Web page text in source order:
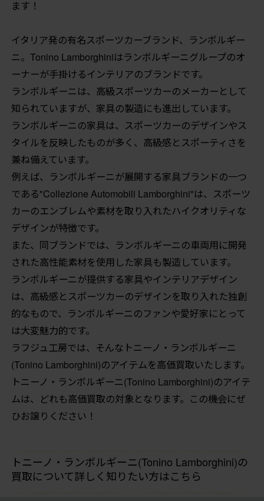
ます！
イタリア発の有名スポーツカーブランド、ランボルギー
ニ。Tonino Lamborghiniはランボルギーニグループのオ
ーナーが手掛けるインテリアのブランドです。
ランボルギーニは、高級スポーツカーのメーカーとして
知られていますが、家具の製造にも進出しています。
ランボルギーニの家具は、スポーツカーのデザインやス
タイルを反映したものが多く、高級感とスポーティさを
兼ね備えています。
例えば、ランボルギーニが展開する家具ブランドの一つ
である"Collezione Automobili Lamborghini"は、スポーツ
カーのエンブレムや素材を取り入れたハイクオリティな
デザインが特徴です。
また、同ブランドでは、ランボルギーニの車両用に開発
された高性能素材を使用した家具も製造しています。
ランボルギーニが提供する家具やインテリアデザイン
は、高級感とスポーツカーのデザインを取り入れた独創
的なもので、ランボルギーニのファンや愛好家にとって
は大変魅力的です。
ラフジュ工房では、そんなトニーノ・ランボルギーニ
(Tonino Lamborghini)のアイテムを高価買取いたします。
トニーノ・ランボルギーニ(Tonino Lamborghini)のアイテ
ムは、どれも高価買取の対象となります。この機会にぜ
ひお譲りください！
トニーノ・ランボルギーニ(Tonino Lamborghini)の
買取について詳しく知りたい方はこちら